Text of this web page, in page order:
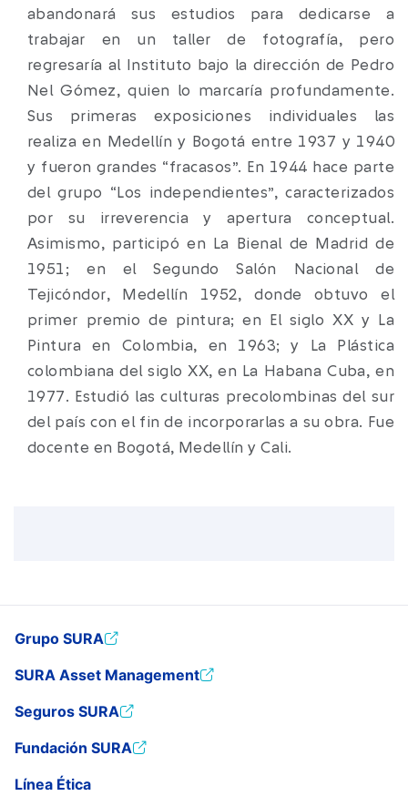
abandonará sus estudios para dedicarse a
trabajar en un taller de fotografía, pero
regresaría al Instituto bajo la dirección de Pedro
Nel Gómez, quien lo marcaría profundamente.
Sus primeras exposiciones individuales las
realiza en Medellín y Bogotá entre 1937 y 1940
y fueron grandes “fracasos”. En 1944 hace parte
del grupo “Los independientes”, caracterizados
por su irreverencia y apertura conceptual.
Asimismo, participó en La Bienal de Madrid de
1951; en el Segundo Salón Nacional de
Tejicóndor, Medellín 1952, donde obtuvo el
primer premio de pintura; en El siglo XX y La
Pintura en Colombia, en 1963; y La Plástica
colombiana del siglo XX, en La Habana Cuba, en
1977. Estudió las culturas precolombinas del sur
del país con el fin de incorporarlas a su obra. Fue
docente en Bogotá, Medellín y Cali.
Grupo SURA
SURA Asset Management
Seguros SURA
Fundación SURA
Línea Ética